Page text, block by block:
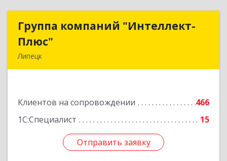
Группа компаний "Интеллект-
Плюс"
Липецк
Клиентов на сопровождении
466
1С:Специалист
15
Отправить заявку
Группа компаний "Интеллект-
Подробнее
Отправить заявку